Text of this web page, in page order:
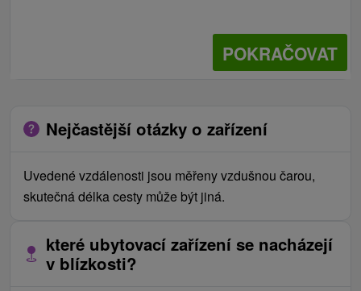
POKRAČOVAT
Nejčastější otázky o zařízení
Uvedené vzdálenosti jsou měřeny vzdušnou čarou,
skutečná délka cesty může být jiná.
které ubytovací zařízení se nacházejí
v blízkosti?